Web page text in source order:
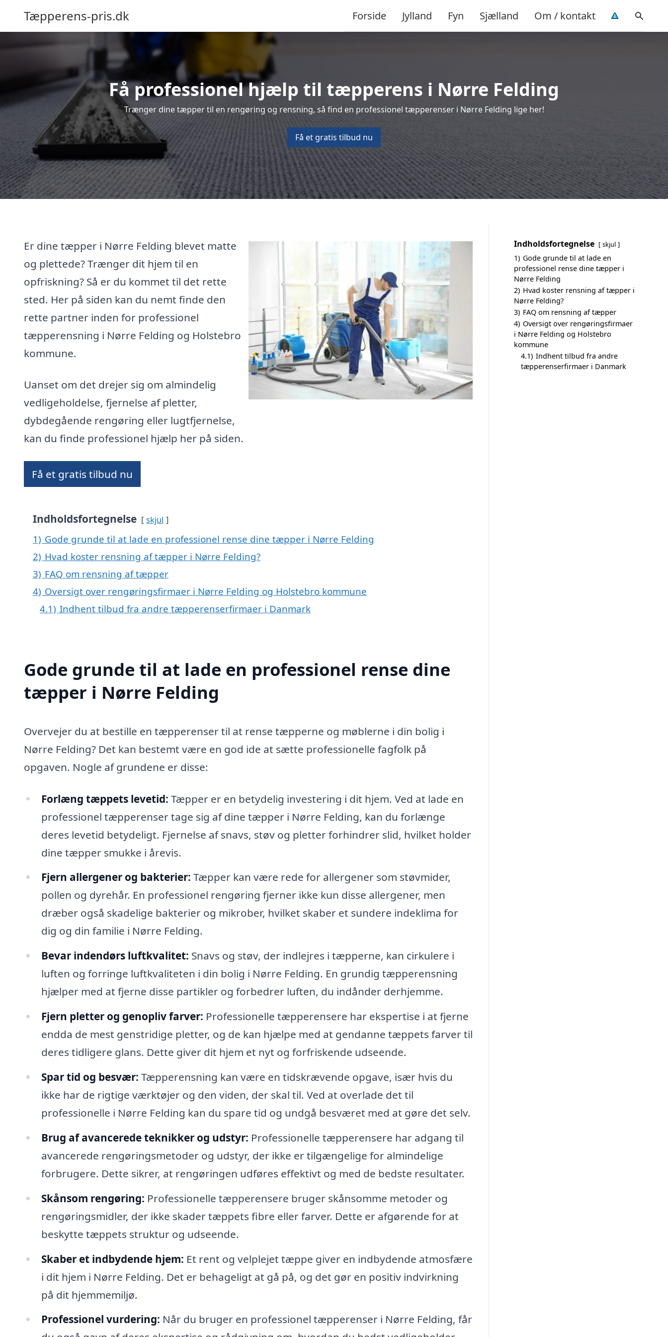
Tæpperens-pris.dk Forside Jylland Fyn Sjælland Om / kontakt
Få professionel hjælp til tæpperens i Nørre Felding
Trænger dine tæpper til en rengøring og rensning, så find en professionel tæpperenser i Nørre Felding lige her!
Få et gratis tilbud nu
Er dine tæpper i Nørre Felding blevet matte
og plettede? Trænger dit hjem til en
opfriskning? Så er du kommet til det rette
sted. Her på siden kan du nemt finde den
rette partner inden for professionel
tæpperensning i Nørre Felding og Holstebro
kommune.
Uanset om det drejer sig om almindelig
vedligeholdelse, fjernelse af pletter,
dybdegående rengøring eller lugtfjernelse,
kan du finde professionel hjælp her på siden.
Få et gratis tilbud nu
Indholdsfortegnelse skjul
1) Gode grunde til at lade en professionel rense dine tæpper i Nørre Felding
2) Hvad koster rensning af tæpper i Nørre Felding?
3) FAQ om rensning af tæpper
4) Oversigt over rengøringsfirmaer i Nørre Felding og Holstebro kommune
4.1) Indhent tilbud fra andre tæpperenserfirmaer i Danmark
Gode grunde til at lade en professionel rense dine
tæpper i Nørre Felding
Overvejer du at bestille en tæpperenser til at rense tæpperne og møblerne i din bolig i
Nørre Felding? Det kan bestemt være en god ide at sætte professionelle fagfolk på
opgaven. Nogle af grundene er disse:
Forlæng tæppets levetid: Tæpper er en betydelig investering i dit hjem. Ved at lade en
professionel tæpperenser tage sig af dine tæpper i Nørre Felding, kan du forlænge
deres levetid betydeligt. Fjernelse af snavs, støv og pletter forhindrer slid, hvilket holder
dine tæpper smukke i årevis.
Fjern allergener og bakterier: Tæpper kan være rede for allergener som støvmider,
pollen og dyrehår. En professionel rengøring fjerner ikke kun disse allergener, men
dræber også skadelige bakterier og mikrober, hvilket skaber et sundere indeklima for
dig og din familie i Nørre Felding.
Bevar indendørs luftkvalitet: Snavs og støv, der indlejres i tæpperne, kan cirkulere i
luften og forringe luftkvaliteten i din bolig i Nørre Felding. En grundig tæpperensning
hjælper med at fjerne disse partikler og forbedrer luften, du indånder derhjemme.
Fjern pletter og genopliv farver: Professionelle tæpperensere har ekspertise i at fjerne
endda de mest genstridige pletter, og de kan hjælpe med at gendanne tæppets farver til
deres tidligere glans. Dette giver dit hjem et nyt og forfriskende udseende.
Spar tid og besvær: Tæpperensning kan være en tidskrævende opgave, især hvis du
ikke har de rigtige værktøjer og den viden, der skal til. Ved at overlade det til
professionelle i Nørre Felding kan du spare tid og undgå besværet med at gøre det selv.
Brug af avancerede teknikker og udstyr: Professionelle tæpperensere har adgang til
avancerede rengøringsmetoder og udstyr, der ikke er tilgængelige for almindelige
forbrugere. Dette sikrer, at rengøringen udføres effektivt og med de bedste resultater.
Skånsom rengøring: Professionelle tæpperensere bruger skånsomme metoder og
rengøringsmidler, der ikke skader tæppets fibre eller farver. Dette er afgørende for at
beskytte tæppets struktur og udseende.
Skaber et indbydende hjem: Et rent og velplejet tæppe giver en indbydende atmosfære
i dit hjem i Nørre Felding. Det er behageligt at gå på, og det gør en positiv indvirkning
på dit hjemmemiljø.
Professionel vurdering: Når du bruger en professionel tæpperenser i Nørre Felding, får
Indholdsfortegnelse skjul
1) Gode grunde til at lade en
professionel rense dine tæpper i
Nørre Felding
2) Hvad koster rensning af tæpper i
Nørre Felding?
3) FAQ om rensning af tæpper
4) Oversigt over rengøringsfirmaer
i Nørre Felding og Holstebro
kommune
4.1) Indhent tilbud fra andre
tæpperenserfirmaer i Danmark